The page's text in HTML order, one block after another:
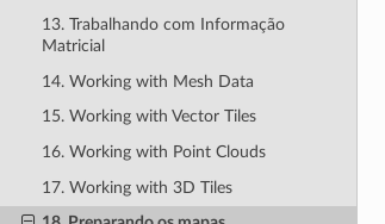
13. Trabalhando com Informação
Matricial
14. Working with Mesh Data
15. Working with Vector Tiles
16. Working with Point Clouds
17. Working with 3D Tiles